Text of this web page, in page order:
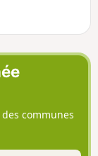
communes